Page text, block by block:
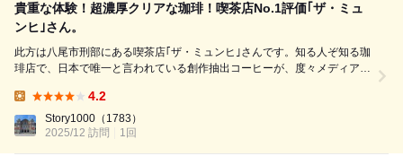
貴重な体験！超濃厚クリアな珈琲！喫茶店No.1評価｢ザ・ミュ
ンヒ｣さん。
此方は八尾市刑部にある喫茶店｢ザ・ミュンヒ｣さんです。知る人ぞ知る珈
琲店で、日本で唯一と言われている創作抽出コーヒーが、度々メディアに
いる｢ミュンヒ｣。此れはドイツ製バイク(ミュンヒ1200)の事で、世界に現
存しているのが5台し...
4.2
Story1000 （1783）
2025/12 訪問
1回